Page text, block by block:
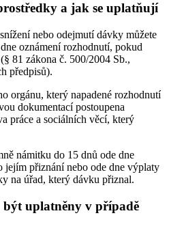
a jak se uplatňují
nebo odejmutí dávky můžete
oznámení rozhodnutí, pokud
81 zákona č. 500/2004 Sb.,
předpisů).
orgánu, který napadené rozhodnutí
dokumentací postoupena
práce a sociálních věcí, který
námitku do 15 dnů ode dne
přiznání nebo ode dne výplaty
na úřad, který dávku přiznal.
být uplatněny v případě